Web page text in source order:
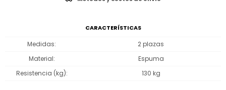
CARACTERÍSTICAS
Medidas
2 plazas
Material
Espuma
Resistencia (kg)
130 kg